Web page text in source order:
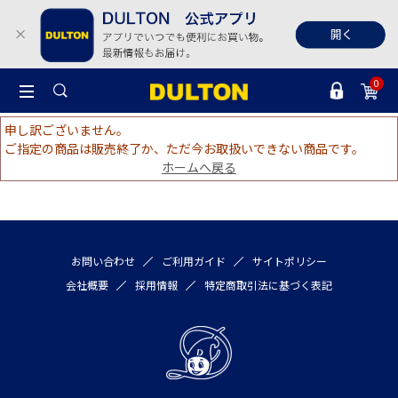
0
申し訳ございません。
ご指定の商品は販売終了か、ただ今お取扱いできない商品です。
ホームへ戻る
お問い合わせ ご利用ガイド
サイトポリシー
会社概要
採用情報 特定商取引法に基づく表記